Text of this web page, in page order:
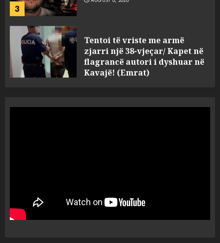
zjarri një 38-vjeçar/ Kapet në
flagrancë autori i dyshuar në
Kavajë! (Emrat)
AUGUST 8, 2026
Tritol lokalit të Noizyt në
1
paralajmëron Instituti i
Gjeoshkencave, temperaturat
deri në 39°C